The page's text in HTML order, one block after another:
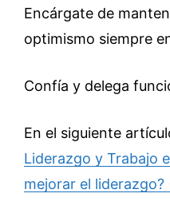
Encárgate de
optimismo siempre
Confía y delega
En el siguiente
Liderazgo y Trabajo
mejorar el liderazgo?